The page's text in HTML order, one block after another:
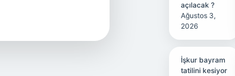
açılacak ?
Ağustos 3,
2026
İşkur bayram
tatilini kesiyor